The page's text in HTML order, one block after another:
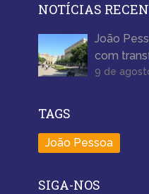
NOTÍCIAS
João
com
9 de
TAGS
João Pessoa
SIGA-NOS